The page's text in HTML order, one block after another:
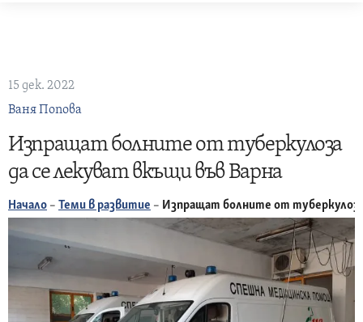
15 дек. 2022
Ваня Попова
Изпращат болните от туберкулоза
да се лекуват вкъщи във Варна
Начало – Теми в развитие – Изпращат болните от